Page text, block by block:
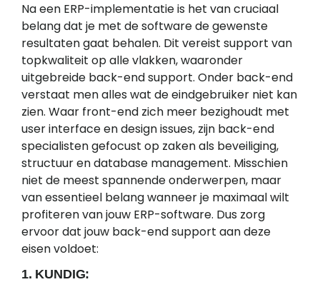
Na een ERP-implementatie is het van cruciaal
belang dat je met de software de gewenste
resultaten gaat behalen. Dit vereist support van
topkwaliteit op alle vlakken, waaronder
uitgebreide back-end support. Onder back-end
verstaat men alles wat de eindgebruiker niet kan
zien. Waar front-end zich meer bezighoudt met
user interface en design issues, zijn back-end
specialisten gefocust op zaken als beveiliging,
structuur en database management. Misschien
niet de meest spannende onderwerpen, maar
van essentieel belang wanneer je maximaal wilt
profiteren van jouw ERP-software. Dus zorg
ervoor dat jouw back-end support aan deze
eisen voldoet:
1. KUNDIG: